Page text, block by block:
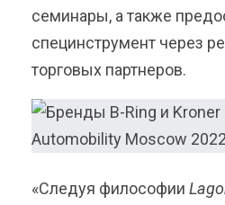
семинары, а также
специнструмент через
торговых партнеров.
«Следуя философии